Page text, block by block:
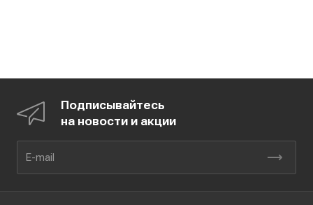
Подписывайтесь
на новости и акции